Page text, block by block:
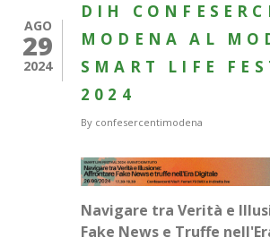
AGO
29
2024
DIH
MODENA AL
SMART LIFE
2024
By confesercentimodena
Navigare tra Verità e
Fake News e Truffe